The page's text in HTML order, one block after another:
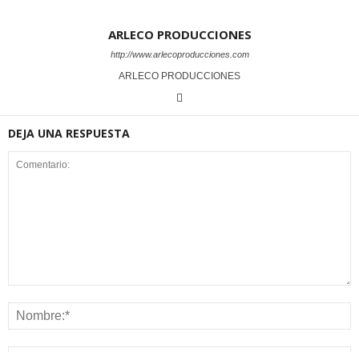
ARLECO PRODUCCIONES
http://www.arlecoproducciones.com
ARLECO PRODUCCIONES
DEJA UNA RESPUESTA